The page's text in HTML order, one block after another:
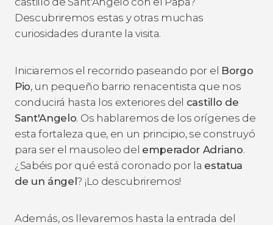
Descubriremos estas y otras muchas
curiosidades durante la visita.
Iniciaremos el recorrido paseando por el Borgo
Pio, un pequeño barrio renacentista que nos
conducirá hasta los exteriores del castillo de
Sant'Angelo. Os hablaremos de los orígenes de
esta fortaleza que, en un principio, se construyó
para ser el mausoleo del emperador Adriano.
¿Sabéis por qué está coronado por la estatua
de un ángel? ¡Lo descubriremos!
Además, os llevaremos hasta la entrada del